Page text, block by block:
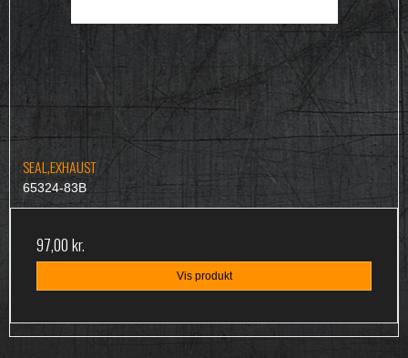
SEAL,EXHAUST
65324-83B
97,00 kr.
Vis produkt